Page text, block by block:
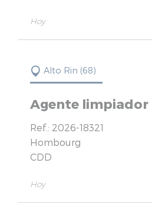
Hoy
Alto Rin (68)
Agente limpiador
Ref.: 2026-18321
Hombourg
CDD
Hoy